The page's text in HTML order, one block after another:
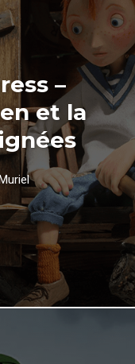
–
et la